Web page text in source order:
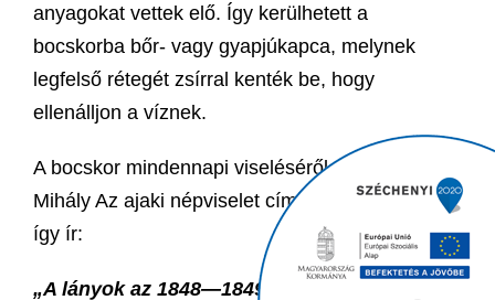
anyagokat vettek elő. Így kerülhetett a
bocskorba bőr- vagy gyapjúkapca, melynek
legfelső rétegét zsírral kenték be, hogy
ellenálljon a víznek.
A bocskor mindennapi viseléséről Nyárády
Mihály Az ajaki népviselet című tanulmányában
így ír:
„A lányok az 1848—1849-es években még